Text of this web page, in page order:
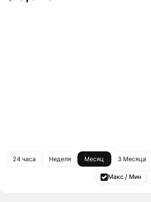
24 часа Неделя Месяц 3 Месяца
Макс / Мин